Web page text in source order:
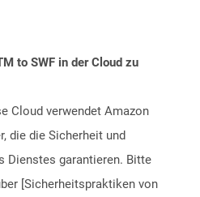
to SWF in der Cloud zu
Cloud verwendet Amazon
die die Sicherheit und
Dienstes garantieren. Bitte
[Sicherheitspraktiken von